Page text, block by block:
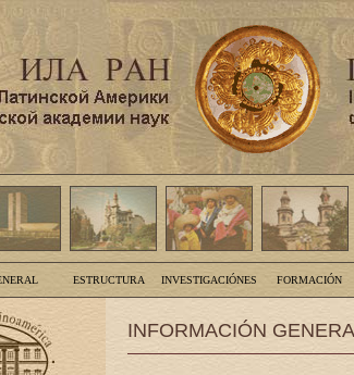
ESTRUCTURA INVESTIGACIÓNES FORMACIÓN
INFORMACIÓN